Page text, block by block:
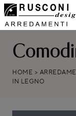
HOME >
IN LEGNO